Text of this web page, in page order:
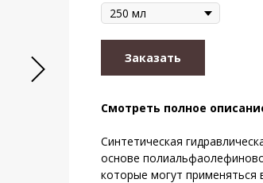
Заказать
Смотреть полное
Синтетическая
основе
которые могут применяться